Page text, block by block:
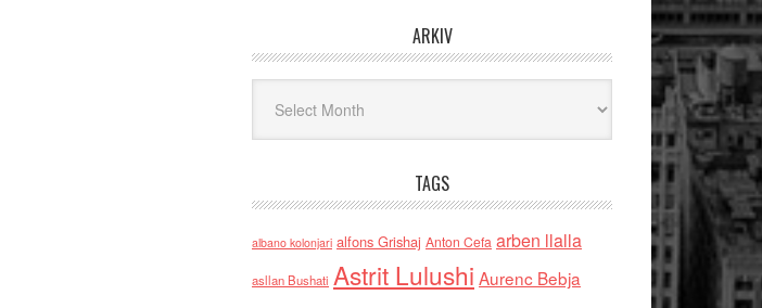
ARKIV
TAGS
albano kolonjari alfons Grishaj Anton Cefa arben llalla
asllan Bushati Astrit Lulushi Aurenc Bebja